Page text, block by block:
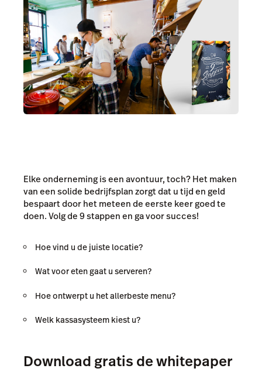
Elke onderneming is een avontuur, toch? Het maken
van een solide bedrijfsplan zorgt dat u tijd en geld
bespaart door het meteen de eerste keer goed te
doen. Volg de 9 stappen en ga voor succes!
Hoe vind u de juiste locatie?
Wat voor eten gaat u serveren?
Hoe ontwerpt u het allerbeste menu?
Welk kassasysteem kiest u?
Download gratis de whitepaper